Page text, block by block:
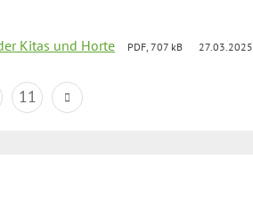
Kitas und Horte PDF, 707 kB 27.03.2025
11